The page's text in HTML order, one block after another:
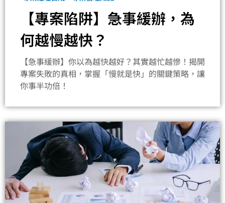
【專案陷阱】急事緩辦，為
何越慢越快？
【急事緩辦】你以為越快越好？其實越忙越慘！揭開
專案失敗的真相，掌握「慢就是快」的關鍵策略，讓
你事半功倍！